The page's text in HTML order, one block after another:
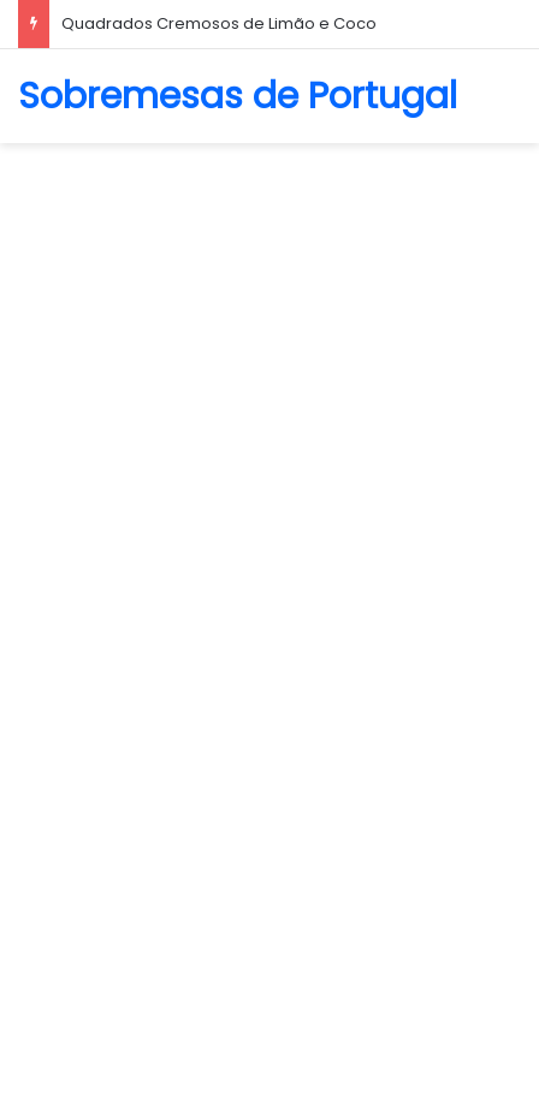
Quadrados Cremosos de Limão e Coco
Sobremesas de Portugal